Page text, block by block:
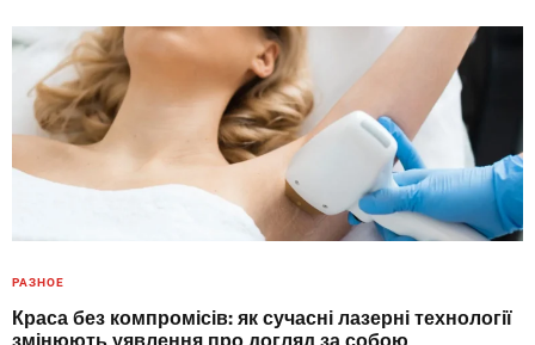
РАЗНОЕ
Краса без компромісів: як сучасні лазерні технології
змінюють уявлення про догляд за собою